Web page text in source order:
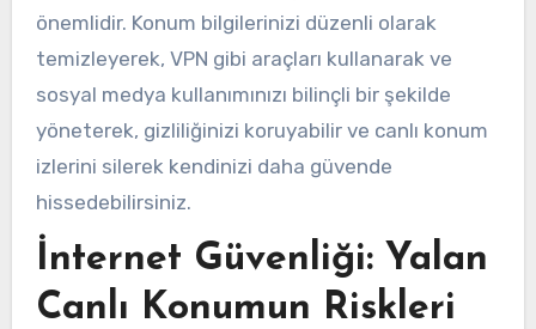
önemlidir. Konum bilgilerinizi düzenli olarak
temizleyerek, VPN gibi araçları kullanarak ve
sosyal medya kullanımınızı bilinçli bir şekilde
yöneterek, gizliliğinizi koruyabilir ve canlı konum
izlerini silerek kendinizi daha güvende
hissedebilirsiniz.
İnternet Güvenliği: Yalan
Canlı Konumun Riskleri